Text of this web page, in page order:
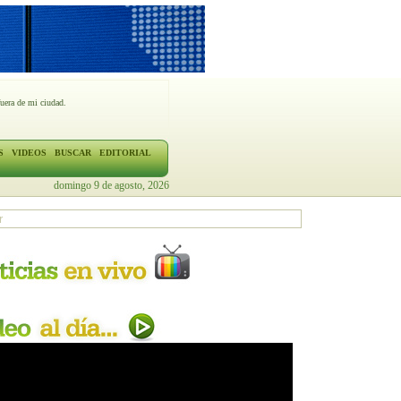
de mi ciudad.
VIDEOS BUSCAR
EDITORIAL
domingo 9 de agosto, 2026